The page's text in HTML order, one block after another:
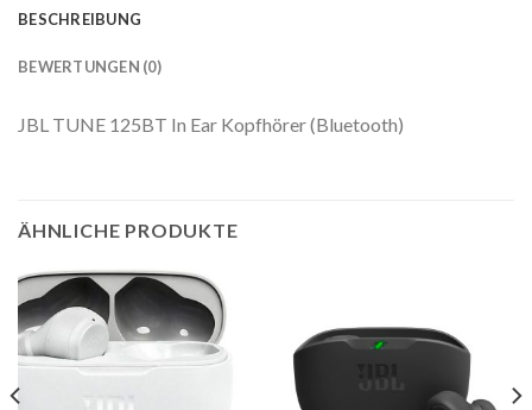
BESCHREIBUNG
BEWERTUNGEN (0)
JBL TUNE 125BT In Ear Kopfhörer (Bluetooth)
ÄHNLICHE PRODUKTE